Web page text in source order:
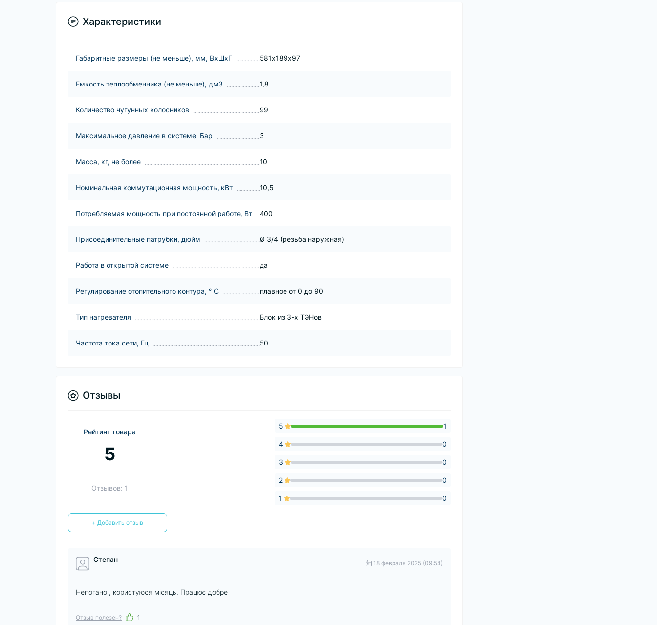
Характеристики
Габаритные размеры (не меньше), мм, ВхШхГ 581х189х97
Емкость теплообменника (не меньше), дм3 1,8
Количество чугунных колосников 99
Максимальное давление в системе, Бар 3
Масса, кг, не более 10
Номинальная коммутационная мощность, кВт 10,5
Потребляемая мощность при постоянной работе, Вт 400
Присоединительные патрубки, дюйм Ø 3/4 (резьба наружная)
Работа в открытой системе да
Регулирование отопительного контура, ° С плавное от 0 до 90
Тип нагревателя Блок из 3-х ТЭНов
Частота тока сети, Гц 50
Отзывы
Рейтинг товара
5
Отзывов: 1
5 1
4 0
3 0
2 0
1 0
+ Добавить отзыв
Степан 18 февраля 2025 (09:54)
Непогано , користуюся місяць. Працює добре
Отзыв полезен? 1